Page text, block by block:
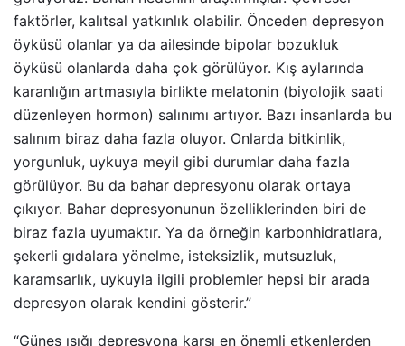
faktörler, kalıtsal yatkınlık olabilir. Önceden depresyon
öyküsü olanlar ya da ailesinde bipolar bozukluk
öyküsü olanlarda daha çok görülüyor. Kış aylarında
karanlığın artmasıyla birlikte melatonin (biyolojik saati
düzenleyen hormon) salınımı artıyor. Bazı insanlarda bu
salınım biraz daha fazla oluyor. Onlarda bitkinlik,
yorgunluk, uykuya meyil gibi durumlar daha fazla
görülüyor. Bu da bahar depresyonu olarak ortaya
çıkıyor. Bahar depresyonunun özelliklerinden biri de
biraz fazla uyumaktır. Ya da örneğin karbonhidratlara,
şekerli gıdalara yönelme, isteksizlik, mutsuzluk,
karamsarlık, uykuyla ilgili problemler hepsi bir arada
depresyon olarak kendini gösterir.”
“Güneş ışığı depresyona karşı en önemli etkenlerden